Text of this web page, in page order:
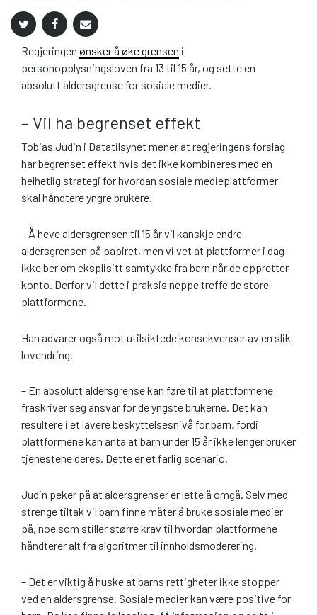
Regjeringen ønsker å øke grensen i
personopplysningsloven fra 13 til 15 år, og sette en
absolutt aldersgrense for sosiale medier.
– Vil ha begrenset effekt
Tobias Judin i Datatilsynet mener at regjeringens forslag
har begrenset effekt hvis det ikke kombineres med en
helhetlig strategi for hvordan sosiale medieplattformer
skal håndtere yngre brukere.
– Å heve aldersgrensen til 15 år vil kanskje endre
aldersgrensen på papiret, men vi vet at plattformer i dag
ikke ber om eksplisitt samtykke fra barn når de oppretter
konto. Derfor vil dette i praksis neppe treffe de store
plattformene.
Han advarer også mot utilsiktede konsekvenser av en slik
lovendring.
– En absolutt aldersgrense kan føre til at plattformene
fraskriver seg ansvar for de yngste brukerne. Det kan
resultere i et lavere beskyttelsesnivå for barn, fordi
plattformene kan anta at barn under 15 år ikke lenger bruker
tjenestene deres. Dette er et farlig scenario.
Judin peker på at aldersgrenser er lette å omgå. Selv med
strenge tiltak vil barn finne måter å bruke sosiale medier
på, noe som stiller større krav til hvordan plattformene
håndterer alt fra algoritmer til innholdsmoderering.
– Det er viktig å huske at barns rettigheter ikke stopper
ved en aldersgrense. Sosiale medier kan være positive for